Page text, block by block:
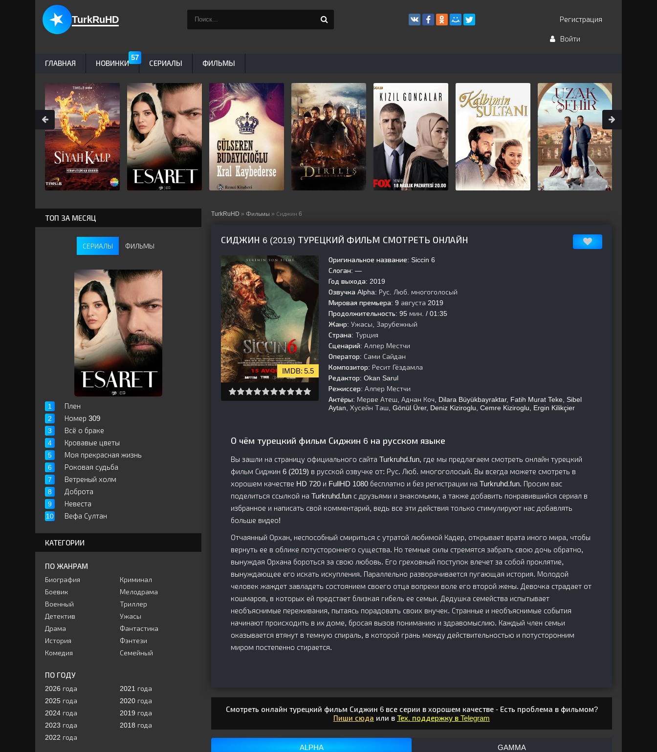
TurkRuHD » Фильмы » Сиджин 6
СИДЖИН 6 (2019) ТУРЕЦКИЙ ФИЛЬМ СМОТРЕТЬ ОНЛАЙН
5.5
Оригинальное название: Siccin 6
Слоган: —
Год выхода: 2019
Озвучка Alpha: Рус. Люб. многоголосый
Мировая премьера: 9 августа 2019
Продолжительность: 95 мин. / 01:35
Жанр: Ужасы, Зарубежный
Страна: Турция
Сценарий: Алпер Местчи
Оператор: Сами Сайдан
Композитор: Ресит Гёздамла
Редактор: Okan Sarul
Режиссер: Алпер Местчи
Актёры: Мерве Атеш, Аднан Коч, Dilara Büyükbayraktar, Fatih Murat Teke, Sibel
Aytan, Хусейн Таш, Gönül Ürer, Deniz Kiziroglu, Cemre Kiziroglu, Ergin Kilikçier
О чём турецкий фильм Сиджин 6 на русском языке
Вы зашли на страницу официального сайта Turkruhd.fun, где мы предлагаем смотреть онлайн турецкий
фильм Сиджин 6 (2019) в русской озвучке от: Рус. Люб. многоголосый. Вы всегда можете смотреть в
хорошем качестве HD 720 и FullHD 1080 бесплатно и без регистрации на Turkruhd.fun. Просим вас
поделиться ссылкой на Turkruhd.fun с друзьями и знакомыми, а также добавить понравившийся сериал в
избранное и написать свой комментарий, ведь все эти действия только стимулируют нас добавлять
больше видео!
Отчаянный Орхан, неспособный смириться с утратой любимой Кадер, открывает врата иного мира, чтобы
вернуть ее в облике потустороннего существа. Но темные силы стремятся забрать свою дочь обратно,
вынуждая Орхана бороться за свою любовь. Его греховный поступок влечет за собой проклятие,
вынуждающее его искать искупления. Параллельно разворачивается пугающая история. Молодой
человек жаждет завладеть состоянием своего отца вопреки воле его второй жены. Девочка страдает от
кошмаров, в которых ей предстает близкая гибель ее семьи. Дедушка семейства испытывает
необъяснимые переживания, пытаясь порадовать своих внучек. Странные и необъяснимые события
начинают происходить в их доме, бросая вызов пониманию и здравомыслию. Каждый член семьи
оказывается втянут в темную спираль, в которой грань между действительностью и потусторонним
миром постепенно стирается.
Смотреть онлайн турецкий фильм Сиджин 6 все серии в хорошем качестве - Есть проблема в фильмом?
Пиши сюда или в Тех. поддержку в Telegram
ALPHA GAMMA
ТОП ЗА МЕСЯЦ
СЕРИАЛЫ ФИЛЬМЫ
Плен
Номер 309
Всё о браке
Кровавые цветы
Моя прекрасная жизнь
Роковая судьба
Ветреный холм
Доброта
Невеста
Вефа Султан
КАТЕГОРИИ
ПО ЖАНРАМ
Биография
Боевик
Военный
Детектив
Драма
История
Комедия
Криминал
Мелодрама
Триллер
Ужасы
Фантастика
Фэнтези
Семейный
ПО ГОДУ
2026 года
2025 года
2024 года
2023 года
2022 года
2021 года
2020 года
2019 года
2018 года
TurkRuHD Регистрация
Войти
ГЛАВНАЯ НОВИНКИ СЕРИАЛЫ ФИЛЬМЫ